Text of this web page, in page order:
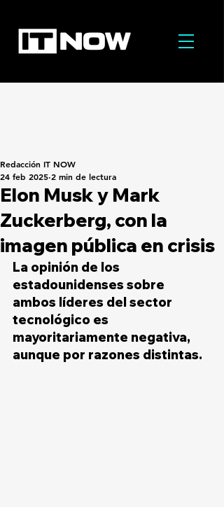
Elon Musk y Mark
Zuckerberg, con la
imagen pública en crisis
Redacción IT NOW
24 feb 2025 2 min de lectura
La opinión de los
estadounidenses sobre
ambos líderes del sector
tecnológico es
mayoritariamente negativa,
aunque por razones distintas.